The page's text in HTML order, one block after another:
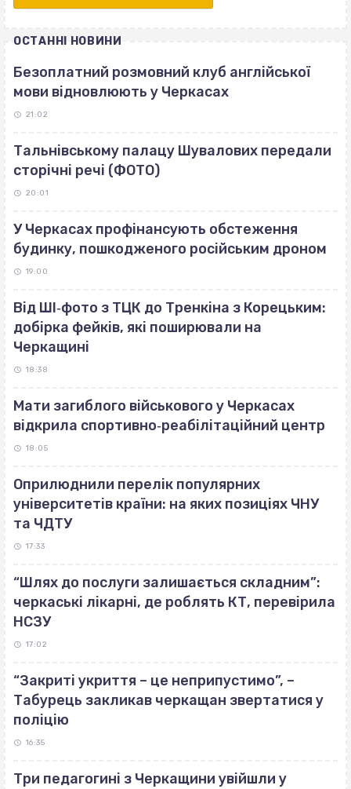
ОСТАННІ НОВИНИ
Безоплатний розмовний клуб англійської
мови відновлюють у Черкасах
21:02
Тальнівському палацу Шувалових передали
сторічні речі (ФОТО)
20:01
У Черкасах профінансують обстеження
будинку, пошкодженого російським дроном
19:00
Від ШІ‐фото з ТЦК до Тренкіна з Корецьким:
добірка фейків, які поширювали на
Черкащині
18:38
Мати загиблого військового у Черкасах
відкрила спортивно‐реабілітаційний центр
18:05
Оприлюднили перелік популярних
університетів країни: на яких позиціях ЧНУ
та ЧДТУ
17:33
“Шлях до послуги залишається складним”:
черкаські лікарні, де роблять КТ, перевірила
НСЗУ
17:02
“Закриті укриття – це неприпустимо”, –
Табурець закликав черкащан звертатися у
поліцію
16:35
Три педагогині з Черкащини увійшли у